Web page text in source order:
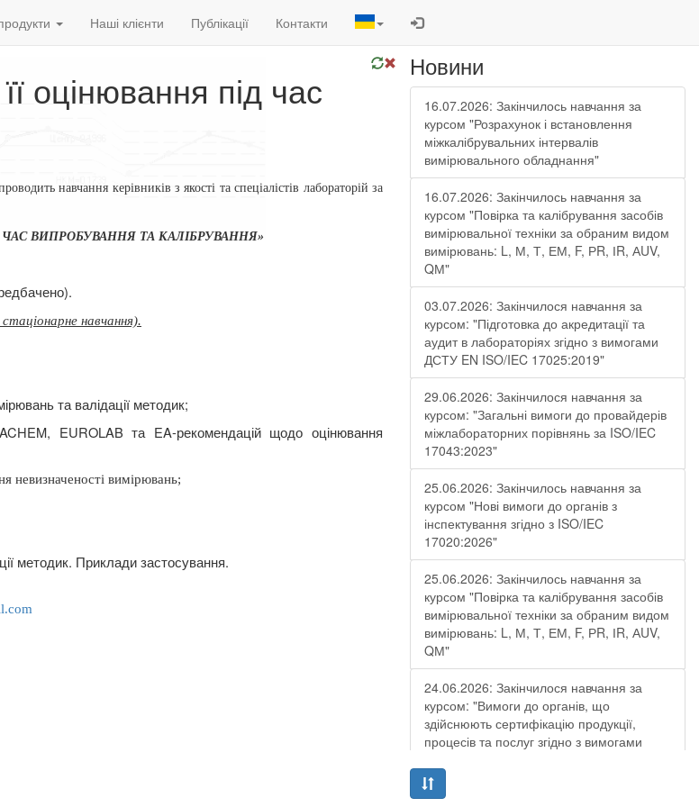
Наші клієнти Публікації Контакти
оцінювання під час
навчання керівників з якості та спеціалістів лабораторій за
ЧАС ВИПРОБУВАННЯ ТА КАЛІБРУВАННЯ»
навчання).
та валідації методик;
EUROLAB та EA-рекомендацій щодо оцінювання
невизначеності вимірювань;
методик. Приклади застосування.
Новини
16.07.2026: Закінчилось навчання за
курсом "Розрахунок і встановлення
міжкалібрувальних інтервалів
вимірювального обладнання"
16.07.2026: Закінчилось навчання за
курсом "Повірка та калібрування засобів
вимірювальної техніки за обраним видом
вимірювань: L, М, Т, ЕМ, F, РR, ІR, АUV,
QМ"
03.07.2026: Закінчилося навчання за
курсом: "Підготовка до акредитації та
аудит в лабораторіях згідно з вимогами
ДСТУ EN ISO/IEC 17025:2019"
29.06.2026: Закінчилося навчання за
курсом: "Загальні вимоги до провайдерів
міжлабораторних порівнянь за ISO/IEC
17043:2023"
25.06.2026: Закінчилось навчання за
курсом "Нові вимоги до органів з
інспектування згідно з ISO/IEC
17020:2026"
25.06.2026: Закінчилось навчання за
курсом "Повірка та калібрування засобів
вимірювальної техніки за обраним видом
вимірювань: L, М, Т, ЕМ, F, РR, ІR, АUV,
QМ"
24.06.2026: Закінчилося навчання за
курсом: "Вимоги до органів, що
здійснюють сертифікацію продукції,
процесів та послуг згідно з вимогами
19.06.2026: Закінчилося навчання за